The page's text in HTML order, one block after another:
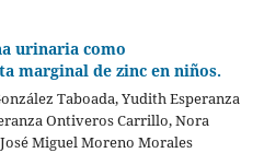
urinaria como
marginal de zinc en niños.
Taboada, Yudith Esperanza
Ontiveros Carrillo, Nora
Miguel Moreno Morales